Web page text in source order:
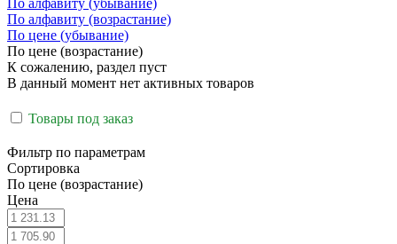
По алфавиту (возрастание)
По цене (убывание)
По цене (возрастание)
К сожалению, раздел пуст
В данный момент нет активных товаров
Товары под заказ
Фильтр по параметрам
Сортировка
По цене (возрастание)
Цена